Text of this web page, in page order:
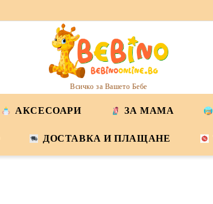
Всичко за Вашето Бебе
АКСЕСОАРИ ЗА МАМА
ДОСТАВКА И ПЛАЩАНЕ